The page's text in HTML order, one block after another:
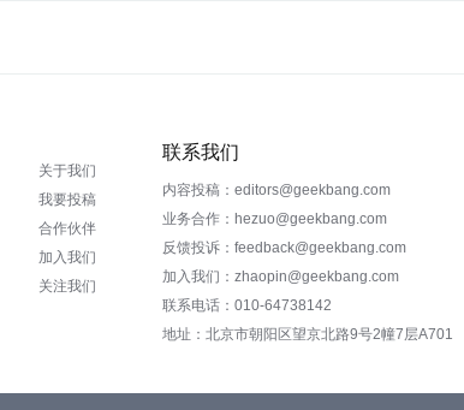
关于我们
我要投稿
合作伙伴
加入我们
关注我们
联系我们
内容投稿：editors@geekbang.com
业务合作：hezuo@geekbang.com
反馈投诉：feedback@geekbang.com
加入我们：zhaopin@geekbang.com
联系电话：010-64738142
地址：北京市朝阳区望京北路9号2幢7层A701